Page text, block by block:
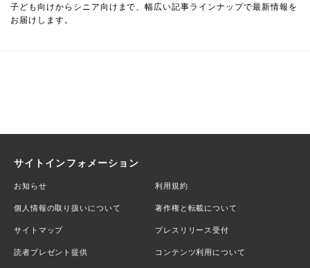
子ども向けからシニア向けまで、幅広い記事ラインナップで最新情報を
お届けします。
サイトインフォメーション
お知らせ 利用規約
個人情報の取り扱いについて 著作権と転載について
サイトマップ プレスリリース受付
読者プレゼント提供 コンテンツ利用について